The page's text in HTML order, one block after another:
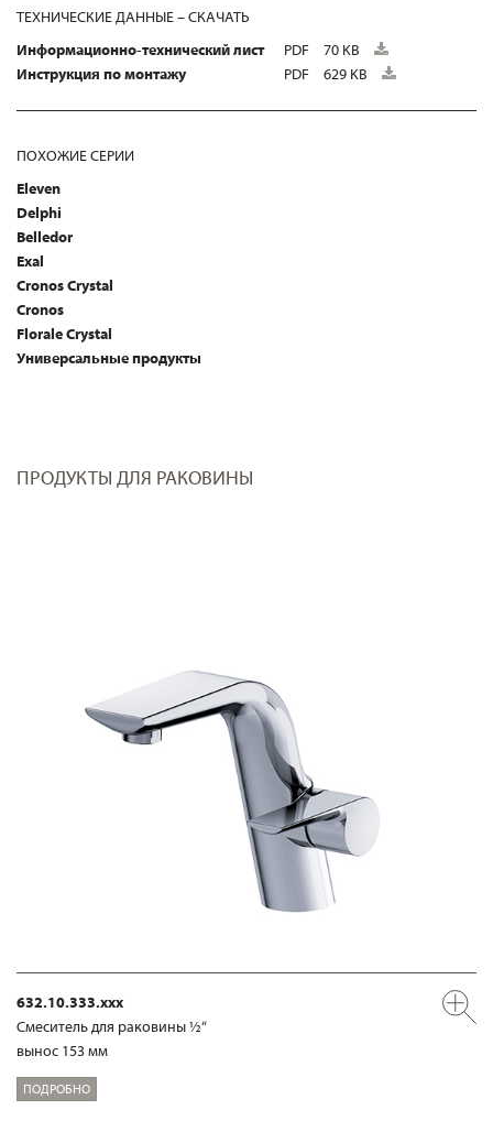
ТЕХНИЧЕСКИЕ ДАННЫЕ – СКАЧАТЬ
Информационно-технический лист
PDF
70 KB
Инструкция по монтажу
PDF 629 KB
ПОХОЖИЕ СЕРИИ
Eleven
Delphi
Belledor
Exal
Cronos Crystal
Cronos
Florale Crystal
Универсальные продукты
ПРОДУКТЫ ДЛЯ РАКОВИНЫ
632.10.333.xxx
Смеситель для раковины ½“
вынос 153 мм
ПОДРОБНО